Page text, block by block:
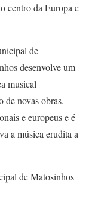
centro da Europa e
de
desenvolve um
musical
de novas obras.
e europeus e é
a música erudita a
de Matosinhos